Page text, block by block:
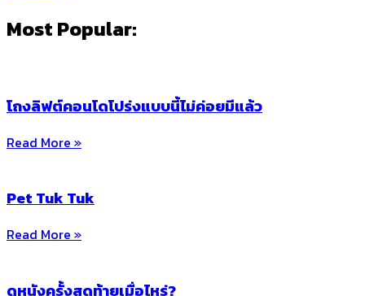
Most Popular:
โถงลิฟต์คอนโดโปร่งแบบนี้ไม่ค่อยมีแล้ว
Read More »
Pet Tuk Tuk
Read More »
ดูหนังครั้งสุดท้ายเมื่อไหร่?